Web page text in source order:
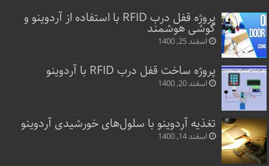
پروژه قفل‌ درب RFID با استفاده از آردوینو و
گوشی هوشمند
اسفند 25, 1400
پروژه ساخت قفل‌ درب RFID با آردوینو
اسفند 20, 1400
تغذیه آردوینو با سلول‌های خورشیدی آردوینو
اسفند 14, 1400